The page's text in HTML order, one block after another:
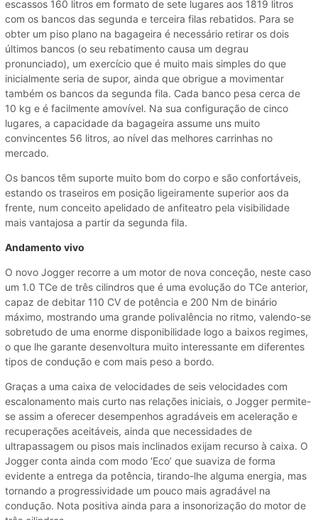
escassos 160 litros em formato de sete lugares aos 1819 litros
com os bancos das segunda e terceira filas rebatidos. Para se
obter um piso plano na bagageira é necessário retirar os dois
últimos bancos (o seu rebatimento causa um degrau
pronunciado), um exercício que é muito mais simples do que
inicialmente seria de supor, ainda que obrigue a movimentar
também os bancos da segunda fila. Cada banco pesa cerca de
10 kg e é facilmente amovível. Na sua configuração de cinco
lugares, a capacidade da bagageira assume uns muito
convincentes 56 litros, ao nível das melhores carrinhas no
mercado.
Os bancos têm suporte muito bom do corpo e são confortáveis,
estando os traseiros em posição ligeiramente superior aos da
frente, num conceito apelidado de anfiteatro pela visibilidade
mais vantajosa a partir da segunda fila.
Andamento vivo
O novo Jogger recorre a um motor de nova conceção, neste caso
um 1.0 TCe de três cilindros que é uma evolução do TCe anterior,
capaz de debitar 110 CV de potência e 200 Nm de binário
máximo, mostrando uma grande polivalência no ritmo, valendo-se
sobretudo de uma enorme disponibilidade logo a baixos regimes,
o que lhe garante desenvoltura muito interessante em diferentes
tipos de condução e com mais peso a bordo.
Graças a uma caixa de velocidades de seis velocidades com
escalonamento mais curto nas relações iniciais, o Jogger permite-
se assim a oferecer desempenhos agradáveis em aceleração e
recuperações aceitáveis, ainda que necessidades de
ultrapassagem ou pisos mais inclinados exijam recurso à caixa. O
Jogger conta ainda com modo ‘Eco’ que suaviza de forma
evidente a entrega da potência, tirando-lhe alguma energia, mas
tornando a progressividade um pouco mais agradável na
condução. Nota positiva ainda para a insonorização do motor de